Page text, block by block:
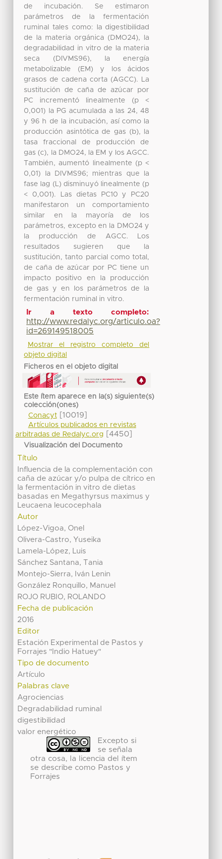
de incubación. Se estimaron
parámetros de la fermentación
ruminal tales como: la digestibilidad
de la materia orgánica (DMO24), la
degradabilidad in vitro de la materia
seca (DIVMS96), la energía
metabolizable (EM) y los ácidos
grasos de cadena corta (AGCC). La
sustitución de caña de azúcar por
PC incrementó linealmente (p <
0,001) la PG acumulada a las 24, 48
y 96 h de la incubación, así como la
producción asintótica de gas (b), la
tasa fraccional de producción de
gas (c), la DMO24, la EM y los AGCC.
También, aumentó linealmente (p <
0,01) la DIVMS96; mientras que la
fase lag (L) disminuyó linealmente (p
< 0,001). Las dietas PC10 y PC20
manifestaron un comportamiento
similar en la mayoría de los
parámetros, excepto en la DMO24 y
la producción de AGCC. Los
resultados sugieren que la
sustitución, tanto parcial como total,
de caña de azúcar por PC tiene un
impacto positivo en la producción
de gas y en los parámetros de la
fermentación ruminal in vitro.
Ir a texto completo:
http://www.redalyc.org/articulo.oa?
id=269149518005
Mostrar el registro completo del
objeto digital
Ficheros en el objeto digital
Este ítem aparece en la(s) siguiente(s)
colección(ones)
Conacyt[10019]
Artículos publicados en revistas
arbitradas de Redalyc.org
[4450]
Visualización del Documento
Título
Influencia de la complementación con
caña de azúcar y/o pulpa de cítrico en
la fermentación in vitro de dietas
basadas en Megathyrsus maximus y
Leucaena leucocephala
Autor
López-Vigoa, Onel
Olivera-Castro, Yuseika
Lamela-López, Luis
Sánchez Santana, Tania
Montejo-Sierra, Iván Lenin
González Ronquillo, Manuel
ROJO RUBIO, ROLANDO
Fecha de publicación
2016
Editor
Estación Experimental de Pastos y
Forrajes "Indio Hatuey"
Tipo de documento
Artículo
Palabras clave
Agrociencias
Degradabilidad ruminal
digestibilidad
valor energético
Excepto si
se señala
otra cosa, la licencia del ítem
se describe como Pastos y
Forrajes